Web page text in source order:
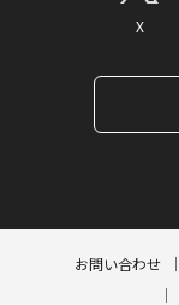
X
お問い合わせ